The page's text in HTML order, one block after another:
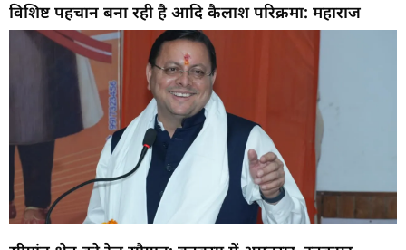
विशिष्ट पहचान बना रही है आदि कैलाश परिक्रमा: महाराज